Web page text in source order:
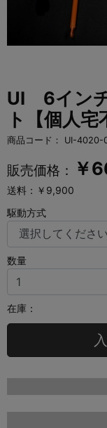
UI 6イン
ト【個人宅
商品コード： UI-4020-
販売価格： ￥
送料：￥9,900
駆動方式
数量
在庫：